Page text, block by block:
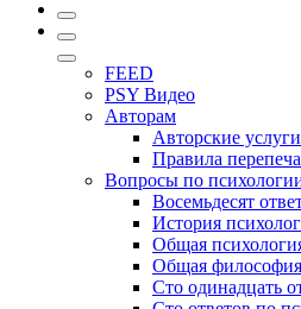
FEED
PSY Видео
Авторам
Авторские услуги
Правила
Вопросы по
Восемьдесят
История
Общая
Общая философия
Сто одинадцать